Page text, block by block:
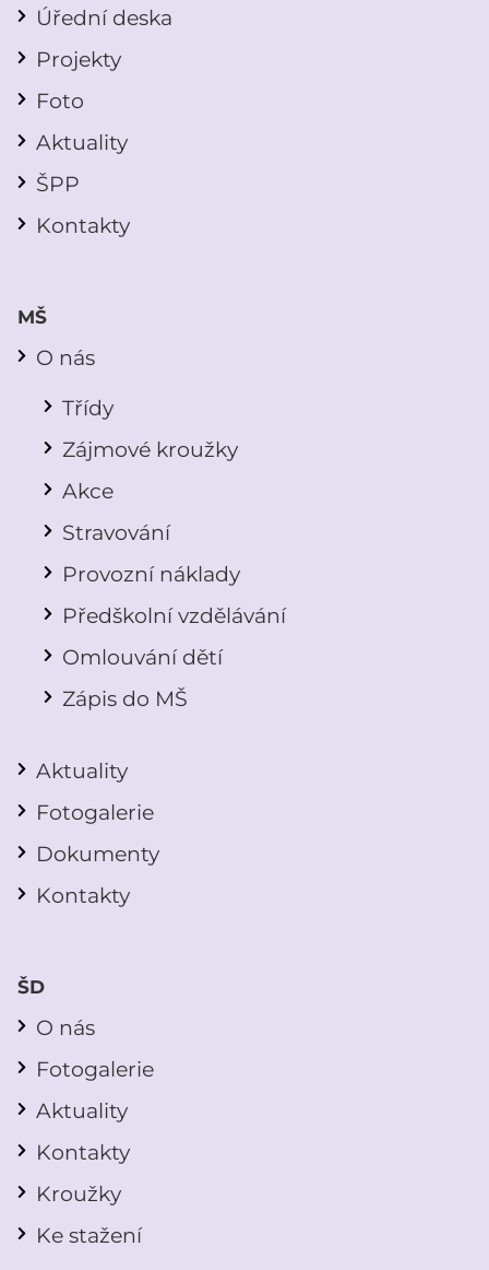
Úřední deska
Projekty
Foto
Aktuality
ŠPP
Kontakty
MŠ
O nás
Třídy
Zájmové kroužky
Akce
Stravování
Provozní náklady
Předškolní vzdělávání
Omlouvání dětí
Zápis do MŠ
Aktuality
Fotogalerie
Dokumenty
Kontakty
ŠD
O nás
Fotogalerie
Aktuality
Kontakty
Kroužky
Ke stažení